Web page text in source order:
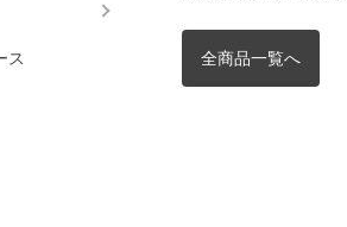
ス 全商品一覧へ